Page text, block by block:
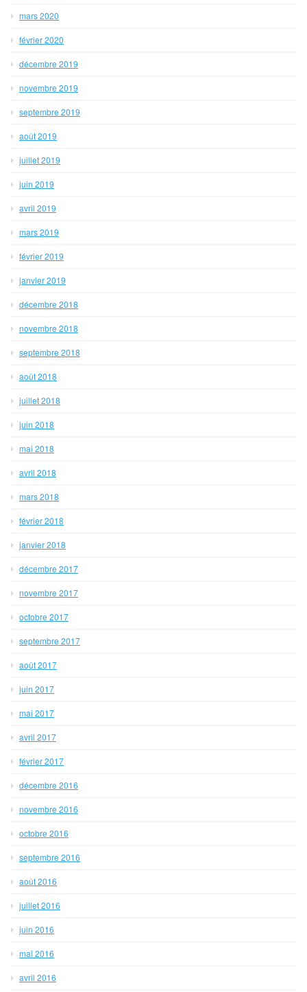
mars 2020
février 2020
décembre 2019
novembre 2019
septembre 2019
août 2019
juillet 2019
juin 2019
avril 2019
mars 2019
février 2019
janvier 2019
décembre 2018
novembre 2018
septembre 2018
août 2018
juillet 2018
juin 2018
mai 2018
avril 2018
mars 2018
février 2018
janvier 2018
décembre 2017
novembre 2017
octobre 2017
septembre 2017
août 2017
juin 2017
mai 2017
avril 2017
février 2017
décembre 2016
novembre 2016
octobre 2016
septembre 2016
août 2016
juillet 2016
juin 2016
mai 2016
avril 2016